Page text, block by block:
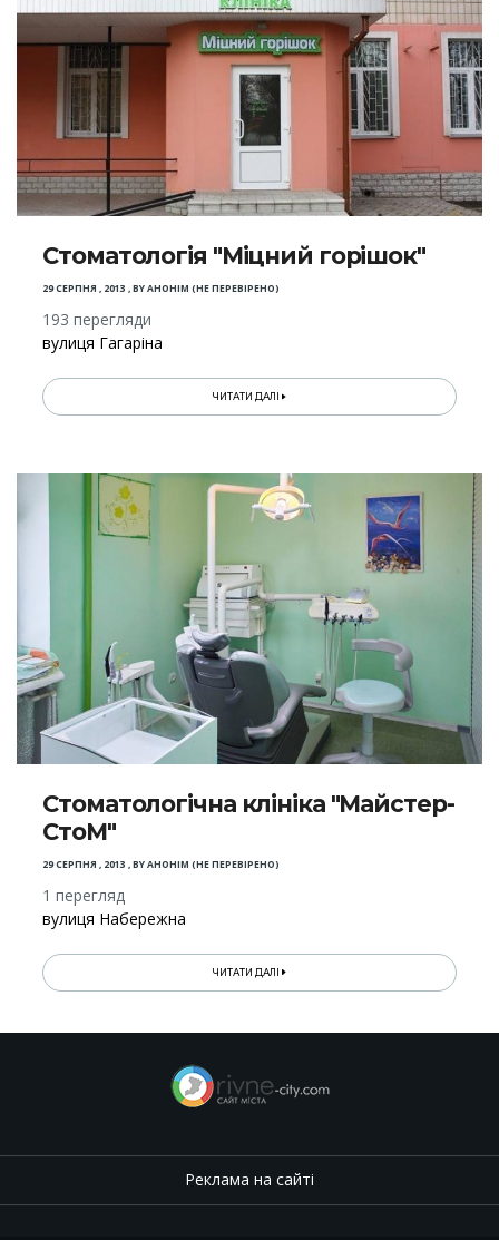
Стоматологія "Міцний горішок"
29 СЕРПНЯ , 2013 ,BYАНОНІМ (НЕ ПЕРЕВІРЕНО)
193 перегляди
вулиця Гагаріна
ЧИТАТИ ДАЛІ
Стоматологічна клініка "Майстер-
СтоМ"
29 СЕРПНЯ , 2013 ,BYАНОНІМ (НЕ ПЕРЕВІРЕНО)
1 перегляд
вулиця Набережна
ЧИТАТИ ДАЛІ
Реклама на сайті